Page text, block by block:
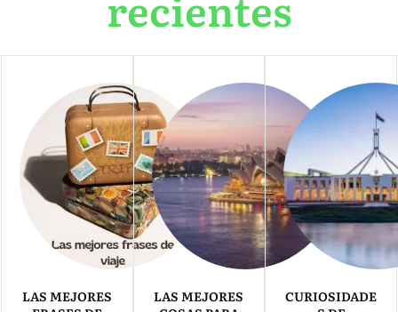
LAS MEJORES
LAS MEJORES
CURIOSIDADE